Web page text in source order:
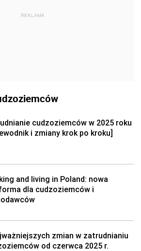
REKLAMA
cudzoziemców w 2025 roku
i zmiany krok po kroku]
and living in Poland: nowa
dla cudzoziemców i
zmian w zatrudnianiu
od czerwca 2025 r.